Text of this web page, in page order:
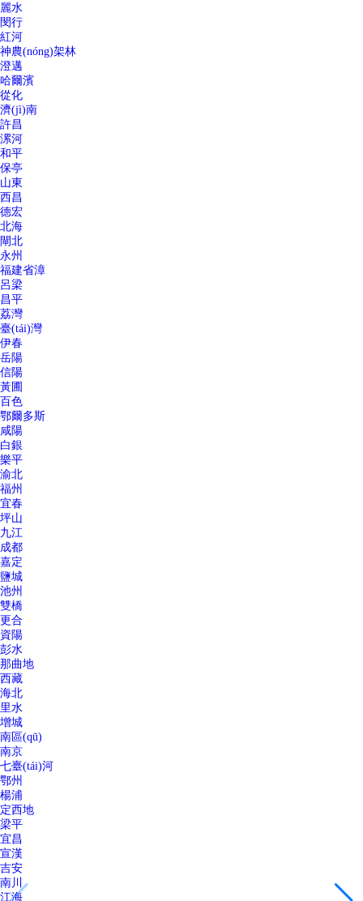
麗水
閔行
紅河
神農(nóng)架林
澄邁
哈爾濱
從化
濟(jì)南
許昌
漯河
和平
保亭
山東
西昌
德宏
北海
閘北
永州
福建省漳
呂梁
昌平
荔灣
臺(tái)灣
伊春
岳陽
信陽
黃圃
百色
鄂爾多斯
咸陽
白銀
樂平
渝北
福州
宜春
坪山
九江
成都
嘉定
鹽城
池州
雙橋
更合
資陽
彭水
那曲地
西藏
海北
里水
增城
南區(qū)
南京
七臺(tái)河
鄂州
楊浦
定西地
梁平
宜昌
宣漢
吉安
南川
江海